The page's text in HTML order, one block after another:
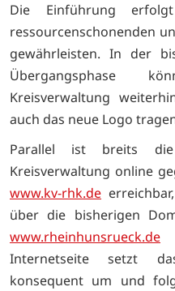
Die Einführung
ressourcenschonenden
gewährleisten. In der
Übergangsphase
Kreisverwaltung
auch das neue Logo
Parallel ist breits
Kreisverwaltung online
www.kv-rhk.de
über die bisherigen
www.rheinhunsrueck.de
Internetseite setzt
konsequent um und